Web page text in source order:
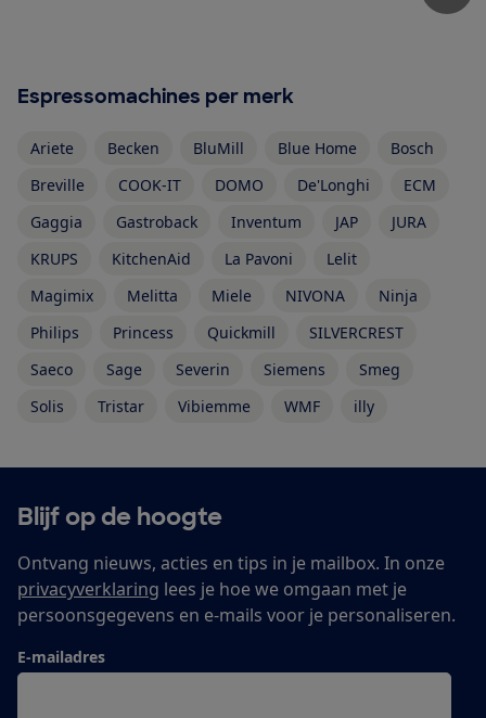
Espressomachines per merk
Ariete Becken BluMill Blue Home
Bosch
Breville
COOK-IT DOMO De'Longhi
ECM
Gaggia
Gastroback Inventum JAP
JURA
KRUPS
KitchenAid La Pavoni
Lelit
Magimix
Melitta Miele NIVONA
Ninja
Philips
Princess Quickmill
SILVERCREST
Saeco
Sage Severin Siemens
Smeg
Solis
Tristar Vibiemme WMF illy
Blijf op de hoogte
Ontvang nieuws, acties en tips in je mailbox. In onze
privacyverklaring lees je hoe we omgaan met je
persoonsgegevens en e-mails voor je personaliseren.
E-mailadres